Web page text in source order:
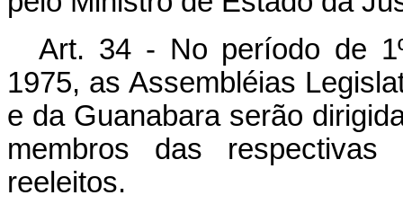
Art. 34 - No período de
1975, as Assembléias
e da Guanabara serão
membros das
reeleitos.